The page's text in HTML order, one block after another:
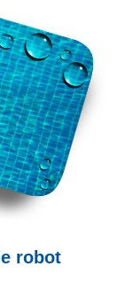
robot